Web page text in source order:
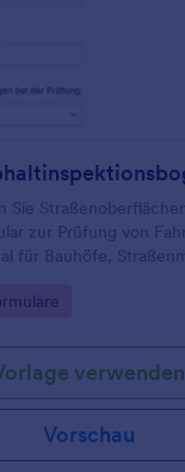
Sie
zur Prüfung von
für Bauhöfe,
und Nachverfolgung.
verwenden
Vorschau